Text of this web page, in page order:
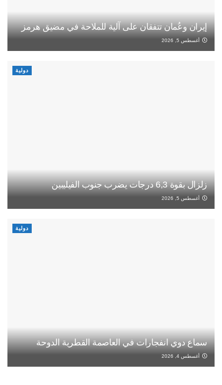
إيران وعُمان تتفقان على آلية للملاحة في مضيق هرمز
أغسطس 5, 2026
دولية
زلزال بقوة 6,3 درجات يضرب جنوب الفيليبين
أغسطس 5, 2026
دولية
سماع دوي انفجارات في العاصمة القطرية الدوحة
أغسطس 4, 2026